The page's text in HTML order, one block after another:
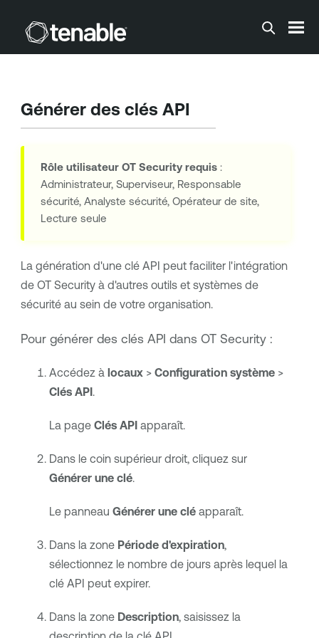
Passer au contenu principal
Générer des clés API
Rôle utilisateur OT Securityrequis:
Administrateur, Superviseur, Responsable
sécurité, Analyste sécurité, Opérateur de site,
Lecture seule
La génération d'une clé API peut faciliter l'intégration
de OT Securityà d'autres outils et systèmes de
sécurité au sein de votre organisation.
Pour générer des clés API dans OT Security:
Accédez à locaux> Configuration système>
Clés API .
La page Clés API apparaît.
Dans le coin supérieur droit, cliquez sur
Générer une clé.
Le panneau Générer une cléapparaît.
Dans la zone Période d'expiration,
sélectionnez le nombre de jours après lequel la
clé API peut expirer.
Dans la zone Description, saisissez la